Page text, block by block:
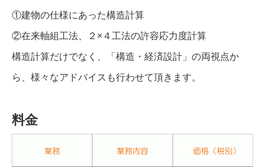
①建物の仕様にあった構造計算
②在来軸組工法、２×４工法の許容応力度計算
構造計算だけでなく、「構造・経済設計」の両視点か
ら、様々なアドバイスも行わせて頂きます。
料金